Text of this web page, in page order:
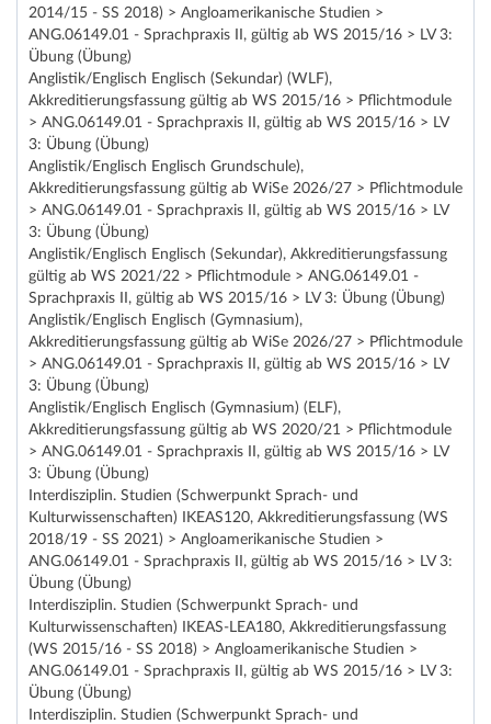
2014/15 - SS 2018) > Angloamerikanische Studien >
ANG.06149.01 - Sprachpraxis II, gültig ab WS 2015/16 > LV 3:
Übung (Übung)
Anglistik/Englisch Englisch (Sekundar) (WLF),
Akkreditierungsfassung gültig ab WS 2015/16 > Pflichtmodule
> ANG.06149.01 - Sprachpraxis II, gültig ab WS 2015/16 > LV
3: Übung (Übung)
Anglistik/Englisch Englisch Grundschule),
Akkreditierungsfassung gültig ab WiSe 2026/27 > Pflichtmodule
> ANG.06149.01 - Sprachpraxis II, gültig ab WS 2015/16 > LV
3: Übung (Übung)
Anglistik/Englisch Englisch (Sekundar), Akkreditierungsfassung
gültig ab WS 2021/22 > Pflichtmodule > ANG.06149.01 -
Sprachpraxis II, gültig ab WS 2015/16 > LV 3: Übung (Übung)
Anglistik/Englisch Englisch (Gymnasium),
Akkreditierungsfassung gültig ab WiSe 2026/27 > Pflichtmodule
> ANG.06149.01 - Sprachpraxis II, gültig ab WS 2015/16 > LV
3: Übung (Übung)
Anglistik/Englisch Englisch (Gymnasium) (ELF),
Akkreditierungsfassung gültig ab WS 2020/21 > Pflichtmodule
> ANG.06149.01 - Sprachpraxis II, gültig ab WS 2015/16 > LV
3: Übung (Übung)
Interdisziplin. Studien (Schwerpunkt Sprach- und
Kulturwissenschaften) IKEAS120, Akkreditierungsfassung (WS
2018/19 - SS 2021) > Angloamerikanische Studien >
ANG.06149.01 - Sprachpraxis II, gültig ab WS 2015/16 > LV 3:
Übung (Übung)
Interdisziplin. Studien (Schwerpunkt Sprach- und
Kulturwissenschaften) IKEAS-LEA180, Akkreditierungsfassung
(WS 2015/16 - SS 2018) > Angloamerikanische Studien >
ANG.06149.01 - Sprachpraxis II, gültig ab WS 2015/16 > LV 3:
Übung (Übung)
Interdisziplin. Studien (Schwerpunkt Sprach- und